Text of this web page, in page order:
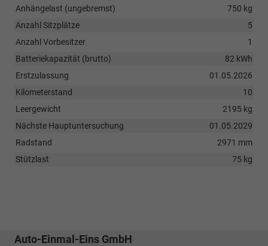
Anhängelast (ungebremst)
750 kg
Anzahl Sitzplätze
5
Anzahl Vorbesitzer
1
Batteriekapazität (brutto)
82 kWh
Erstzulassung
01.05.2026
Kilometerstand
10
Leergewicht
2195 kg
Nächste Hauptuntersuchung
01.05.2029
Radstand
2971 mm
Stützlast
75 kg
Auto-Einmal-Eins GmbH